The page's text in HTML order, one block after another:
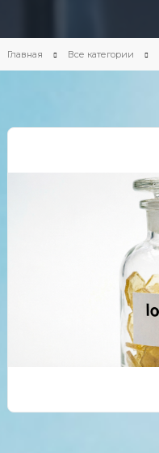
Главная Все категории